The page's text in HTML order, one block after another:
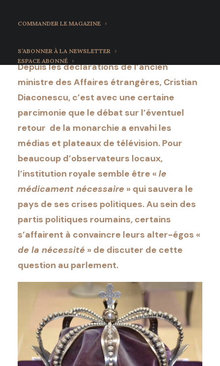
COMMANDER LE MAGAZINE
S’ABONNER À LA NEWSLETTER
ESPACE ABONNÉ
Depuis les déclarations de l’ancien
ministre des Affaires étrangères, Cristian
Diaconescu, c’est avec une certaine
parcimonie que le débat sur l’éventuel
retour de la monarchie a envahi les
médias et plateaux de télévision. Pour
beaucoup d’observateurs locaux,
l’institution royale semble être « le
médicament nécessaire » qui sauvera le
pays de ses crises politiques. Au sein des
partis politiques roumains, certains
s’affairent à convaincre leurs alter-égos «
de la nécessité » de discuter de cette
question au parlement.